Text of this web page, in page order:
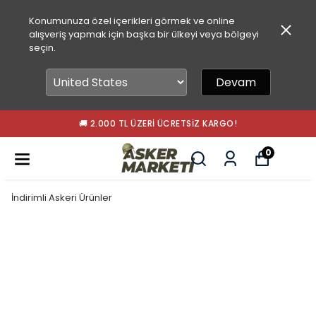
Konumunuza özel içerikleri görmek ve online
alışveriş yapmak için başka bir ülkeyi veya bölgeyi
seçin.
Devam
🚚 2.000 TL ÜZERI ÜCRETSIZ KARGO!
0
İndirimli Askeri Ürünler